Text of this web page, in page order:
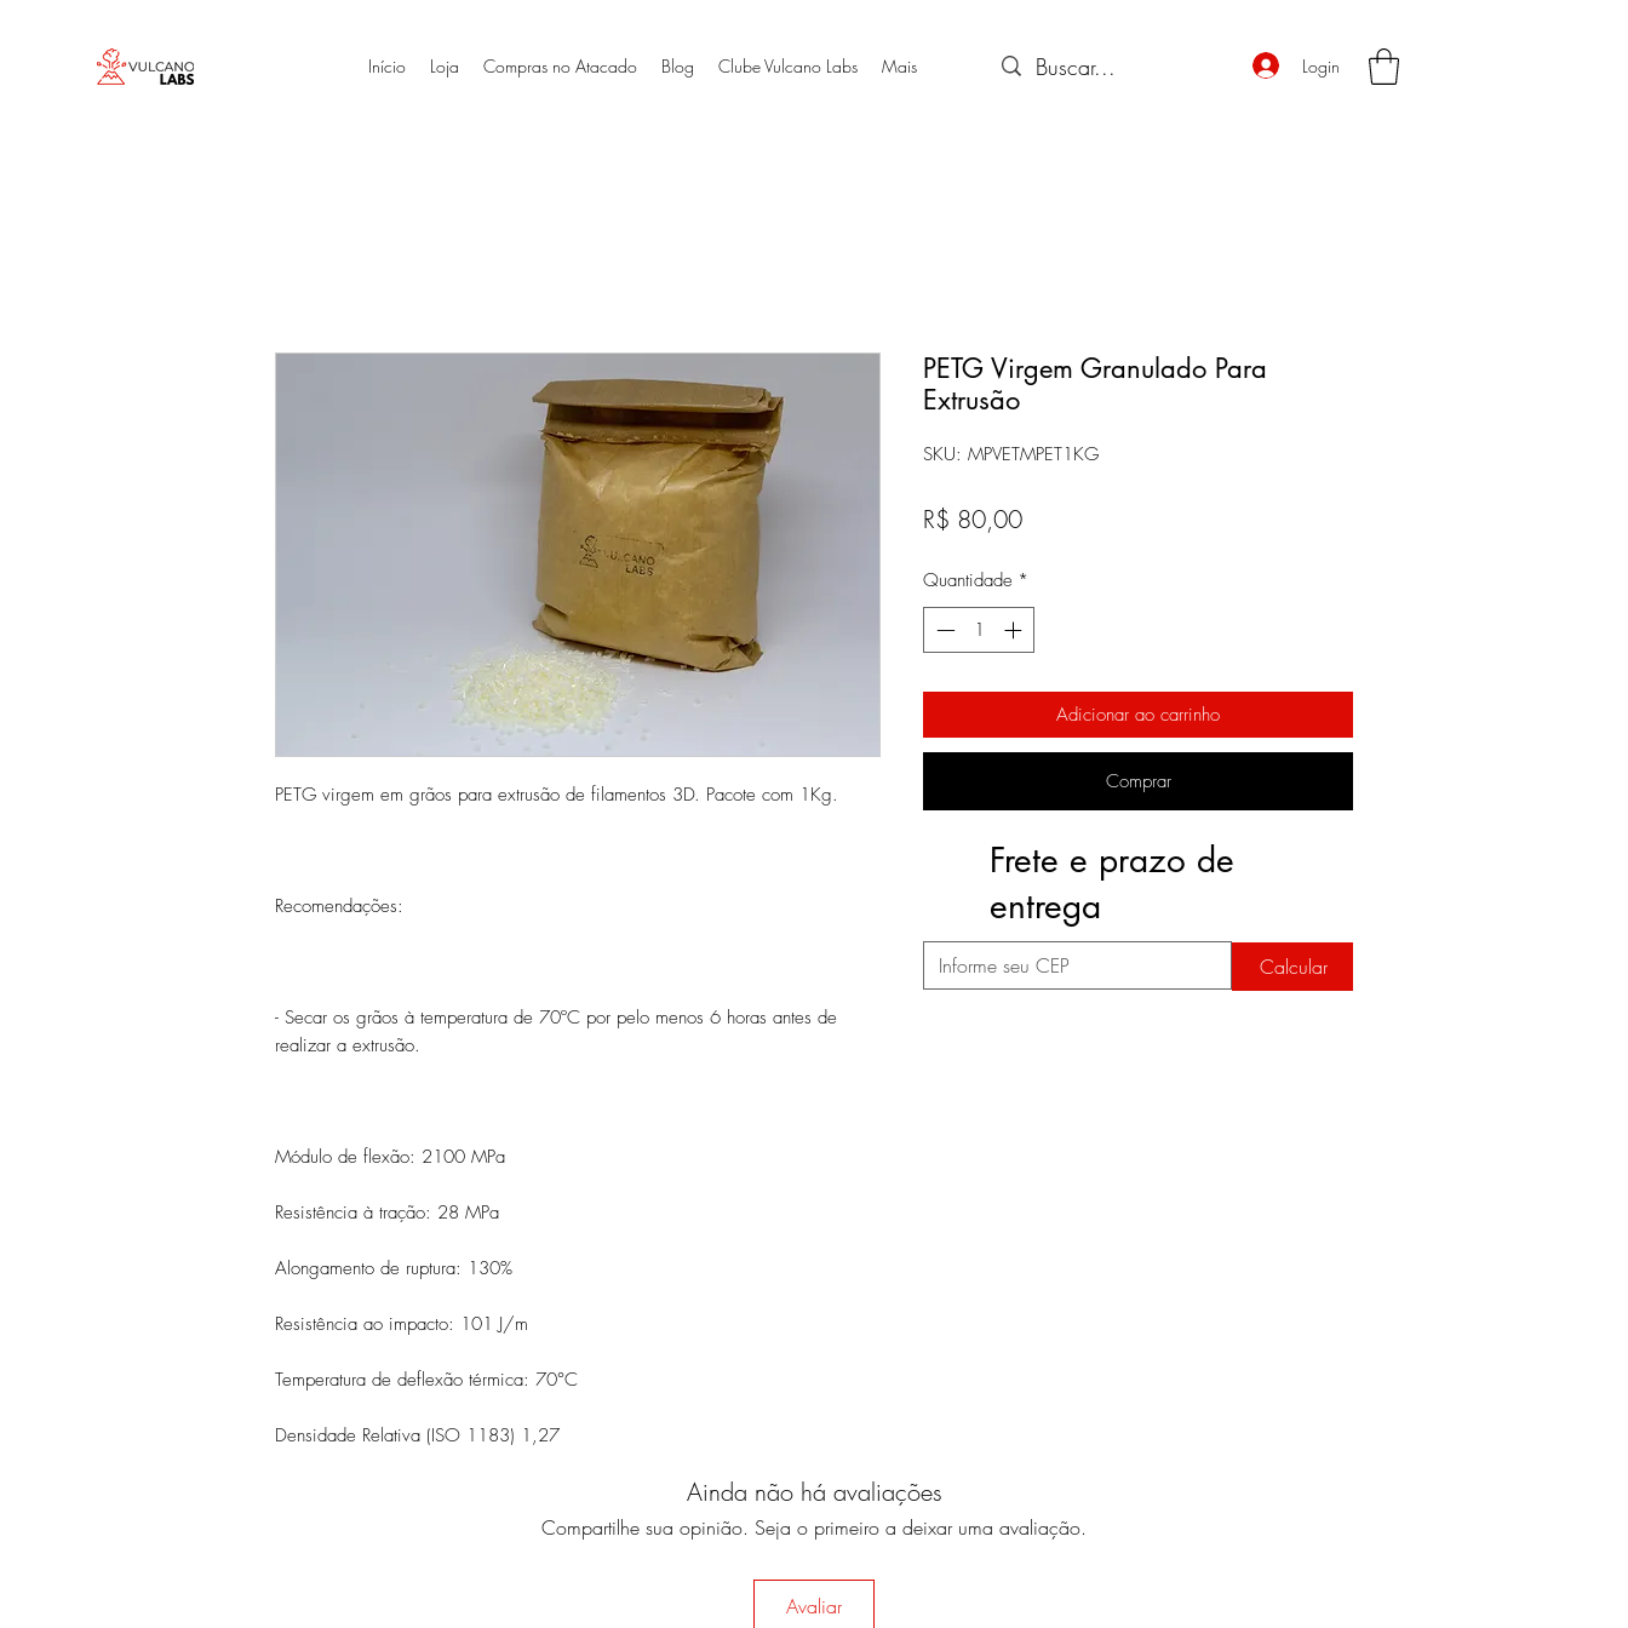
Início Loja Compras no Atacado Blog Clube Vulcano Labs Mais Login
PETG virgem em grãos para extrusão de filamentos 3D. Pacote com 1Kg.
Recomendações:
- Secar os grãos à temperatura de 70ºC por pelo menos 6 horas antes de
realizar a extrusão.
Módulo de flexão: 2100 MPa
Resistência à tração: 28 MPa
Alongamento de ruptura: 130%
Resistência ao impacto: 101 J/m
Temperatura de deflexão térmica: 70°C
Densidade Relativa (ISO 1183) 1,27
PETG Virgem Granulado Para
Extrusão
SKU: MPVETMPET1KG
R$ 80,00Preço
Quantidade *
Adicionar ao carrinho
Comprar
Calcular
Frete e prazo de
entrega
Ainda não há avaliações
Compartilhe sua opinião. Seja o primeiro a deixar uma avaliação.
Avaliar